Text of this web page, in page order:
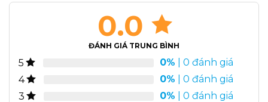
0.0
ĐÁNH GIÁ TRUNG BÌNH
5 0% | 0 đánh giá
4
0% | 0 đánh giá
3
0% | 0 đánh giá